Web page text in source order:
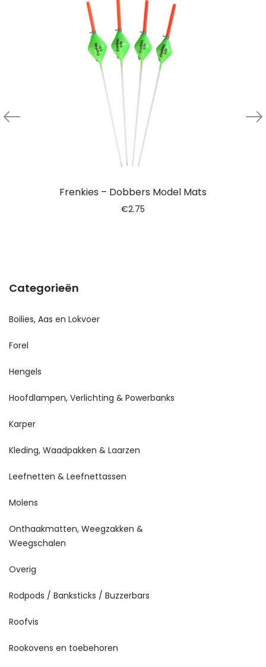
Frenkies – Dobbers Model Mats
€2.75
Categorieën
Boilies, Aas en Lokvoer
Forel
Hengels
Hoofdlampen, Verlichting & Powerbanks
Karper
Kleding, Waadpakken & Laarzen
Leefnetten & Leefnettassen
Molens
Onthaakmatten, Weegzakken &
Weegschalen
Overig
Rodpods / Banksticks / Buzzerbars
Roofvis
Rookovens en toebehoren